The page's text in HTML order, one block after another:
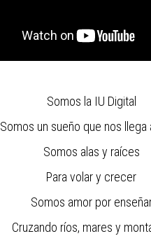
Somos la IU Digital
Somos un sueño que nos llega
Somos alas y raíces
Para volar y crecer
Somos amor por
Cruzando ríos, mares y